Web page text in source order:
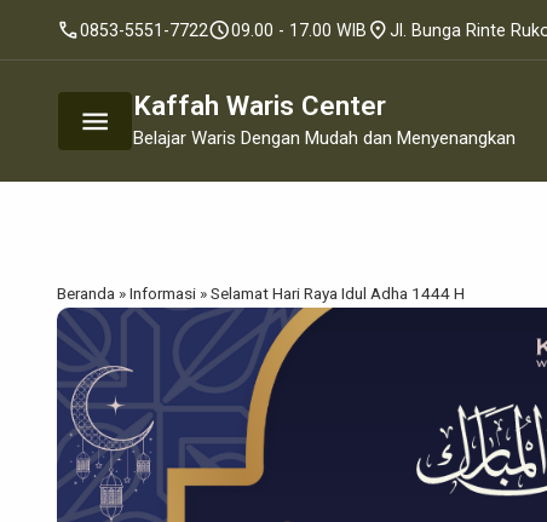
call0853-5551-7722schedule09.00 - 17.00 WIB location_onJl. Bunga Rinte
menu Kaffah Waris Center
Belajar Waris Dengan Mudah dan Menyenangkan
Beranda »Informasi »Selamat Hari Raya Idul Adha 1444 H